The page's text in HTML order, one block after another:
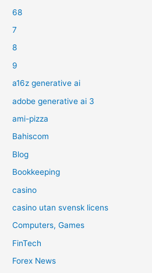
68
7
8
9
a16z generative ai
adobe generative ai 3
ami-pizza
Bahiscom
Blog
Bookkeeping
casino
casino utan svensk licens
Computers, Games
FinTech
Forex News